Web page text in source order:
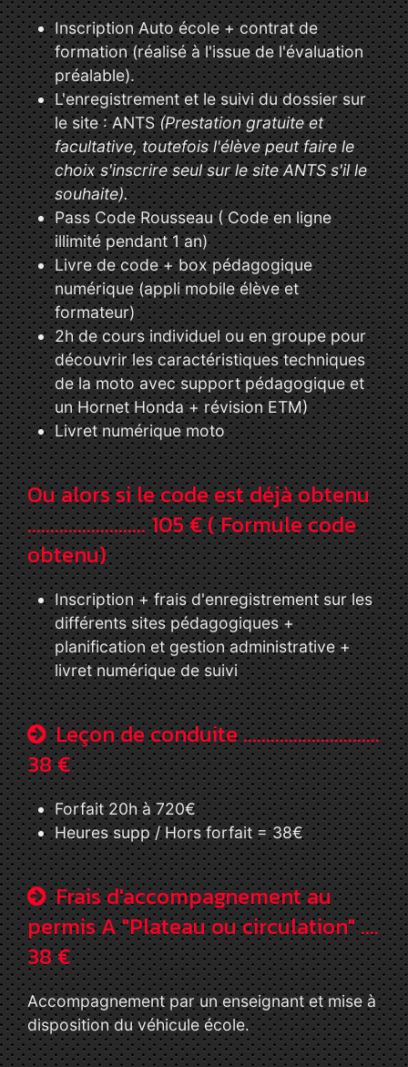
Inscription Auto école + contrat de
formation (réalisé à l'issue de l'évaluation
préalable).
L'enregistrement et le suivi du dossier sur
le site : ANTS(Prestation gratuite et
facultative, toutefois l'élève peut faire le
choix s'inscrire seul sur le site ANTS s'il le
souhaite).
Pass Code Rousseau ( Code en ligne
illimité pendant 1 an)
Livre de code + box pédagogique
numérique (appli mobile élève et
formateur)
2h de cours individuel ou en groupe pour
découvrir les caractéristiques techniques
de la moto avec support pédagogique et
un Hornet Honda + révision ETM)
Livret numérique moto
​​​​​​​​​​​Ou alors si le code est déjà obtenu
.......................... 105 € ( Formule code
obtenu)
Inscription + frais d'enregistrement sur les
différents sites pédagogiques +
planification et gestion administrative +
livret numérique de suivi
Leçon de conduite ..............................
38 €
Forfait 20h à 720€
Heures supp / Hors forfait = 38€
Frais d'accompagnement au
permis A "Plateau ou circulation" ....
38 €
Accompagnement par un enseignant et mise à
disposition du véhicule école.